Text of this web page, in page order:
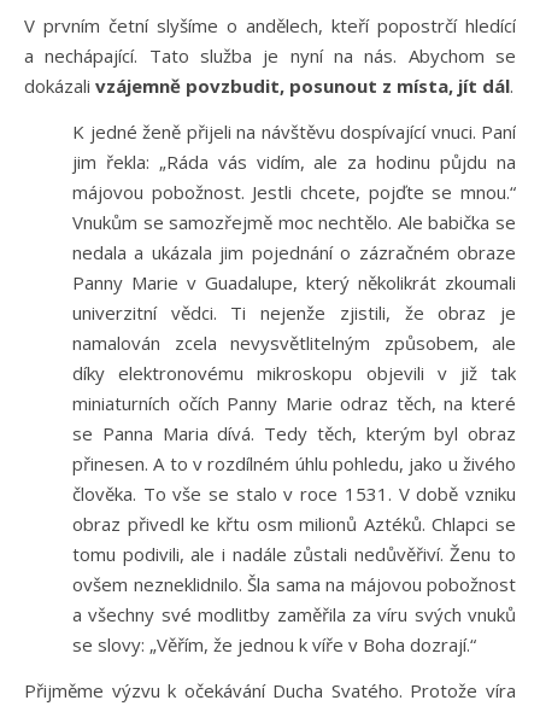
V prvním četní slyšíme o andělech, kteří popostrčí hledící
a nechápající. Tato služba je nyní na nás. Abychom se
dokázali vzájemně povzbudit, posunout z místa, jít dál.
K jedné ženě přijeli na návštěvu dospívající vnuci. Paní
jim řekla: „Ráda vás vidím, ale za hodinu půjdu na
májovou pobožnost. Jestli chcete, pojďte se mnou.“
Vnukům se samozřejmě moc nechtělo. Ale babička se
nedala a ukázala jim pojednání o zázračném obraze
Panny Marie v Guadalupe, který několikrát zkoumali
univerzitní vědci. Ti nejenže zjistili, že obraz je
namalován zcela nevysvětlitelným způsobem, ale
díky elektronovému mikroskopu objevili v již tak
miniaturních očích Panny Marie odraz těch, na které
se Panna Maria dívá. Tedy těch, kterým byl obraz
přinesen. A to v rozdílném úhlu pohledu, jako u živého
člověka. To vše se stalo v roce 1531. V době vzniku
obraz přivedl ke křtu osm milionů Aztéků. Chlapci se
tomu podivili, ale i nadále zůstali nedůvěřiví. Ženu to
ovšem nezneklidnilo. Šla sama na májovou pobožnost
a všechny své modlitby zaměřila za víru svých vnuků
se slovy: „Věřím, že jednou k víře v Boha dozrají.“
Přijměme výzvu k očekávání Ducha Svatého. Protože víra